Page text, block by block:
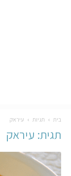
בית תגיות עיראק
תגית: עיראק